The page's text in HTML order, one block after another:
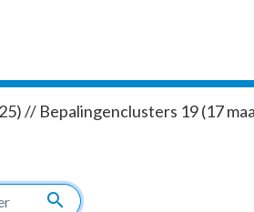
// Bepalingenclusters 19 (17
search